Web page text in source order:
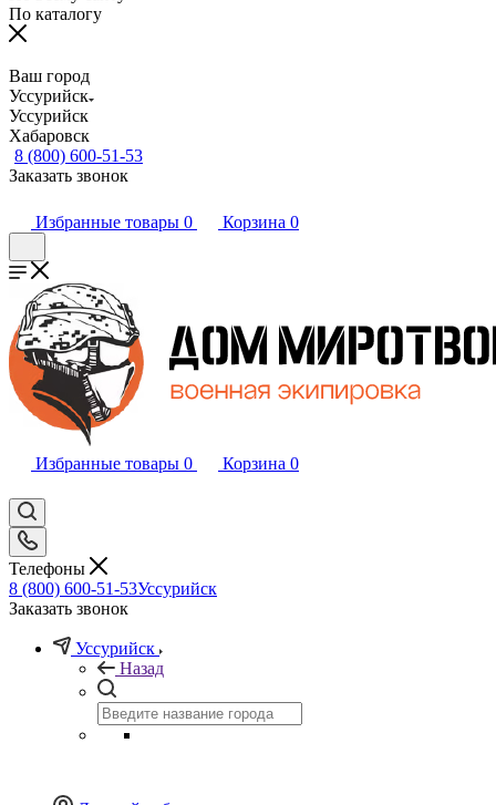
По каталогу
Ваш город
Уссурийск
Уссурийск
Хабаровск
8 (800) 600-51-53
Заказать звонок
Избранные товары 0 Корзина 0
Избранные товары 0 Корзина 0
Телефоны
8 (800) 600-51-53Уссурийск
Заказать звонок
Уссурийск
Назад